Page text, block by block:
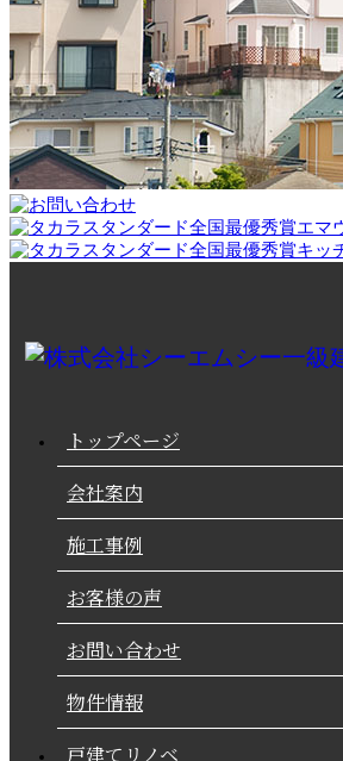
トップページ
会社案内
施工事例
お客様の声
お問い合わせ
物件情報
戸建てリノベ